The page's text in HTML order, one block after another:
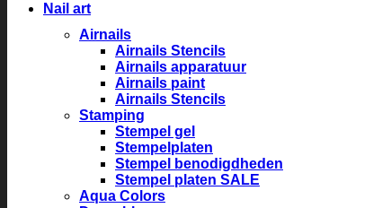
Nail art
Airnails
Airnails Stencils
Airnails apparatuur
Airnails paint
Airnails Stencils
Stamping
Stempel gel
Stempelplaten
Stempel benodigdheden
Stempel platen SALE
Aqua Colors